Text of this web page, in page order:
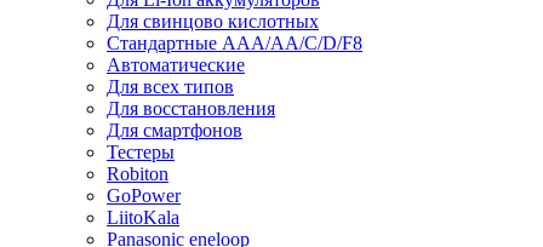
Для свинцово кислотных
Стандартные ААА/АА/С/D/F8
Автоматические
Для всех типов
Для восстановления
Для смартфонов
Тестеры
Robiton
GoPower
LiitoKala
Panasonic eneloop